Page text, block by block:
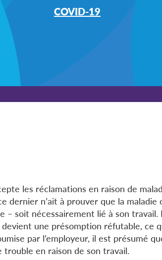
COVID-19
les réclamations en raison de
dernier n’ait à prouver que la
– soit nécessairement lié à son
une présomption réfutable, ce
par l’employeur, il est présumé
en raison de son travail.